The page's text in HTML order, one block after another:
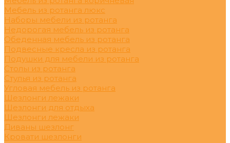
Мебель из ротанга люкс
Наборы мебели из ротанга
Недорогая мебель из ротанга
Обеденная мебель из ротанга
Подвесные кресла из ротанга
Подушки для мебели из ротанга
Столы из ротанга
Стулья из ротанга
Угловая мебель из ротанга
Шезлонги лежаки
Шезлонги для отдыха
Шезлонги лежаки
Диваны шезлонг
Кровати шезлонги